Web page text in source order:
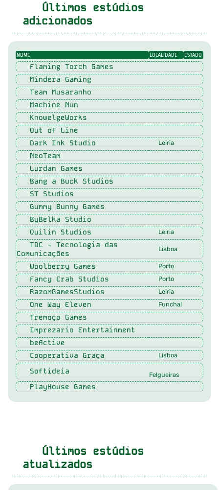
Últimos estúdios
adicionados
NOME LOCALIDADE ESTADO
Flaming Torch Games
Mindera Gaming
Team Musaranho
Machine Nun
KnowelgeWorks
Out of Line
Dark Ink Studio
Leiria
NeoTeam
Lurdan Games
Bang a Buck Studios
ST Studios
Gummy Bunny Games
ByBelka Studio
Quilin Studios
Leiria
TDC - Tecnologia das
Comunicações
Lisboa
Woolberry Games Porto
Fancy Crab Studios Porto
RazomGamesStudios Leiria
One Way Eleven Funchal
Tremoço Games
Imprezario Entertainment
beActive
Cooperativa Graça
Lisboa
Softideia Felgueiras
PlayHouse Games
Últimos estúdios
atualizados